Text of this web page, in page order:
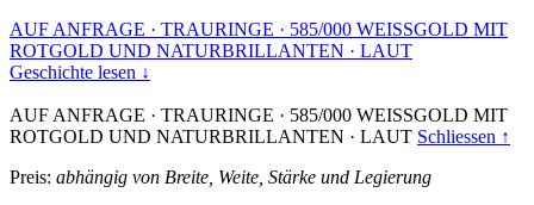
AUF ANFRAGE · TRAURINGE · 585/000 WEISSGOLD MIT
ROTGOLD UND NATURBRILLANTEN · LAUT
Geschichte lesen ↓
AUF ANFRAGE · TRAURINGE · 585/000 WEISSGOLD MIT
ROTGOLD UND NATURBRILLANTEN · LAUT Schliessen ↑
Preis: abhängig von Breite, Weite, Stärke und Legierung